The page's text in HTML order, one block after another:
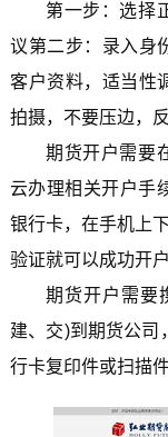
第一步：选择
议第二步：录入身
客户资料，适当性
拍摄，不要压边，
期货开户需要
云办理相关开户手
银行卡，在手机上
验证就可以成功开户
期货开户需要
建、交)到期货公司
行卡复印件或扫描件